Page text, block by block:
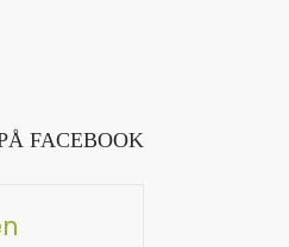
FACEBOOK